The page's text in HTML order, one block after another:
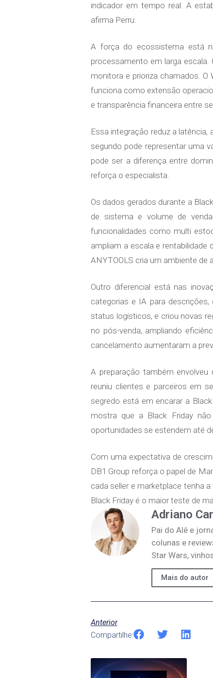
indicador em tempo real. A
afirma Perru.
A força do ecossistema está
processamento em larga escala.
monitora e prioriza chamados.
funciona como extensão
e transparência financeira entre
Essa integração reduz a
segundo pode representar uma
pode ser a diferença entre
reforça o especialista.
Os dados gerados durante a
de sistema e volume de
funcionalidades como multi
ampliam a escala e
ANYTOOLS cria um ambiente de
Outro diferencial está nas
categorias e IA para
status logísticos, e criou novas
no pós-venda, ampliando
cancelamento aumentaram a
A preparação também
reuniu clientes e parceiros em
segredo está em encarar a
mostra que a Black Friday
oportunidades se estendem até
Com uma expectativa de
DB1 Group reforça o papel de
cada seller e marketplace tenha
Black Friday é o maior teste de
Adriano
Pai do Alê e
colunas e
Star Wars,
Mais do autor
Anterior
Compartilhe: